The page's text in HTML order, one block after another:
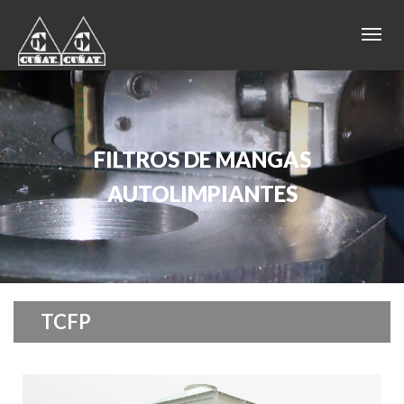
FILTROS DE MANGAS
AUTOLIMPIANTES
TCFP